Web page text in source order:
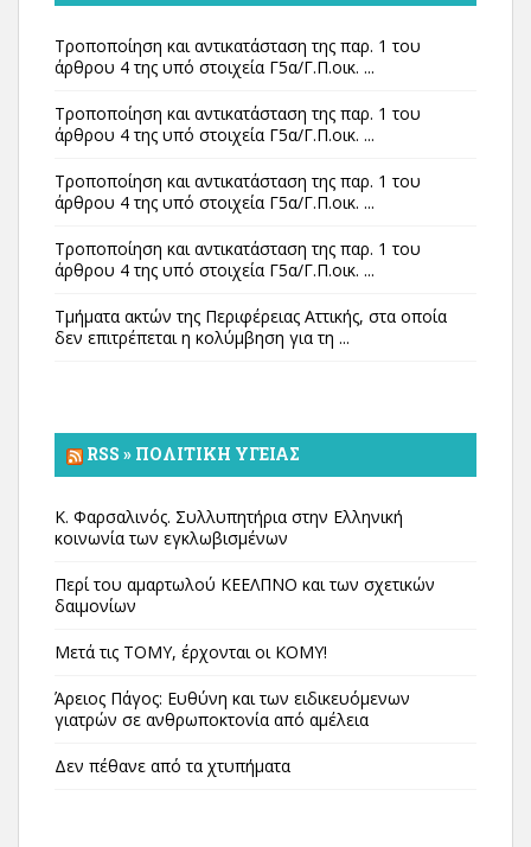
Τροποποίηση και αντικατάσταση της παρ. 1 του
άρθρου 4 της υπό στοιχεία Γ5α/Γ.Π.οικ. ...
Τροποποίηση και αντικατάσταση της παρ. 1 του
άρθρου 4 της υπό στοιχεία Γ5α/Γ.Π.οικ. ...
Τροποποίηση και αντικατάσταση της παρ. 1 του
άρθρου 4 της υπό στοιχεία Γ5α/Γ.Π.οικ. ...
Τροποποίηση και αντικατάσταση της παρ. 1 του
άρθρου 4 της υπό στοιχεία Γ5α/Γ.Π.οικ. ...
Τμήματα ακτών της Περιφέρειας Αττικής, στα οποία
δεν επιτρέπεται η κολύμβηση για τη ...
RSS » ΠΟΛΙΤΙΚΉ ΥΓΕΊΑΣ
Κ. Φαρσαλινός. Συλλυπητήρια στην Ελληνική
κοινωνία των εγκλωβισμένων
Περί του αμαρτωλού ΚΕΕΛΠΝΟ και των σχετικών
δαιμονίων
Μετά τις ΤΟΜΥ, έρχονται οι ΚΟΜΥ!
Άρειος Πάγος: Ευθύνη και των ειδικευόμενων
γιατρών σε ανθρωποκτονία από αμέλεια
Δεν πέθανε από τα χτυπήματα